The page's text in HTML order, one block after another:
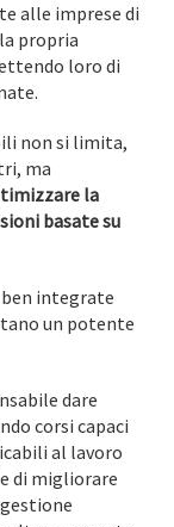
alle imprese di
propria
loro di
non si limita,
ma
la
basate su
integrate
un potente
dare
corsi capaci
al lavoro
di migliorare